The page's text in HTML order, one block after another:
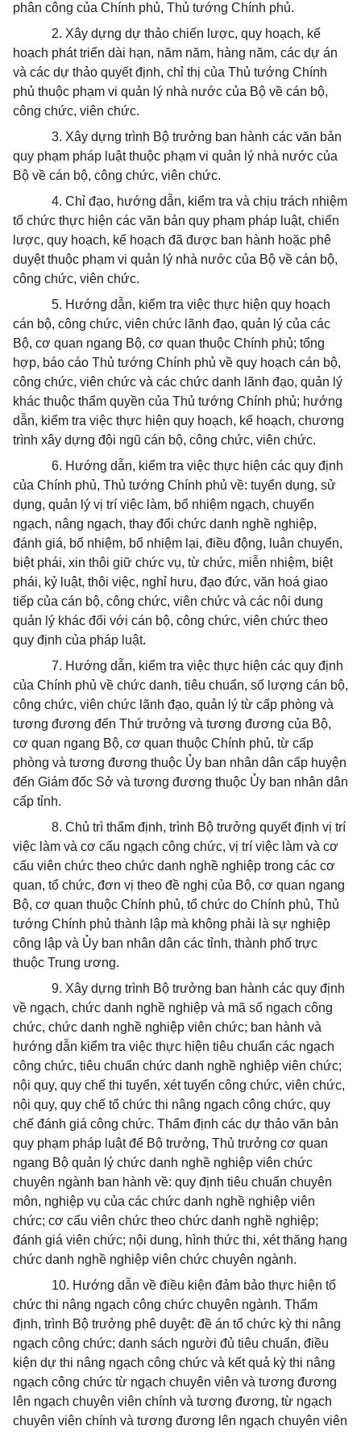
phân công của Chính phủ, Thủ tướng Chính phủ.
2. Xây dựng dự thảo chiến lược, quy hoạch, kế
hoạch phát triển dài hạn, năm năm, hàng năm, các dự án
và các dự thảo quyết định, chỉ thị của Thủ tướng Chính
phủ thuộc phạm vi quản lý nhà nước của Bộ về cán bộ,
công chức, viên chức.
3. Xây dựng trình Bộ trưởng ban hành các văn bản
quy phạm pháp luật thuộc phạm vi quản lý nhà nước của
Bộ về cán bộ, công chức, viên chức.
4. Chỉ đạo, hướng dẫn, kiểm tra và chịu trách nhiệm
tổ chức thực hiện các văn bản quy phạm pháp luật, chiến
lược, quy hoạch, kế hoạch đã được ban hành hoặc phê
duyệt thuộc phạm vi quản lý nhà nước của Bộ về cán bộ,
công chức, viên chức.
5. Hướng dẫn, kiểm tra việc thực hiện quy hoạch
cán bộ, công chức, viên chức lãnh đạo, quản lý của các
Bộ, cơ quan ngang Bộ, cơ quan thuộc Chính phủ; tổng
hợp, báo cáo Thủ tướng Chính phủ về quy hoạch cán bộ,
công chức, viên chức và các chức danh lãnh đạo, quản lý
khác thuộc thẩm quyền của Thủ tướng Chính phủ; hướng
dẫn, kiểm tra việc thực hiện quy hoạch, kế hoạch, chương
trình xây dựng đội ngũ cán bộ, công chức, viên chức.
6. Hướng dẫn, kiểm tra việc thực hiện các quy định
của Chính phủ, Thủ tướng Chính phủ về: tuyển dụng, sử
dụng, quản lý vị trí việc làm, bổ nhiệm ngạch, chuyển
ngạch, nâng ngạch, thay đổi chức danh nghề nghiệp,
đánh giá, bổ nhiệm, bổ nhiệm lại, điều động, luân chuyển,
biệt phái, xin thôi giữ chức vụ, từ chức, miễn nhiệm, biệt
phái, kỷ luật, thôi việc, nghỉ hưu, đạo đức, văn hoá giao
tiếp của cán bộ, công chức, viên chức và các nội dung
quản lý khác đối với cán bộ, công chức, viên chức theo
quy định của pháp uật.
7. Hướng dẫn, kiểm tra việc thực hiện các quy định
của Chính phủ về chức danh, tiêu chuẩn, số lượng cán bộ,
công chức, viên chức lãnh đạo, quản lý từ cấp phòng và
tương đương đến Thứ trưởng và tương đương của Bộ,
cơ quan ngang Bộ, cơ quan thuộc Chính phủ, từ cấp
phòng và tương đương thuộc Ủy ban nhân dân cấp huyện
đến Giám đốc Sở và tương đương thuộc Ủy ban nhân dân
cấp tỉnh.
8. Chủ trì thẩm định, trình Bộ trưởng quyết định vị trí
việc làm và cơ cấu ngạch công chức, vị trí việc làm và cơ
cấu viên chức theo chức danh nghề nghiệp trong các cơ
quan, tổ chức, đơn vị theo đề nghị của Bộ, cơ quan ngang
Bộ, cơ quan thuộc Chính phủ, tổ chức do Chính phủ, Thủ
tướng Chính phủ thành lập mà không phải là sự nghiệp
công lập và Ủy ban nhân dân các tỉnh, thành phố trực
thuộc Trung ương.
9. Xây dựng trình Bộ trưởng ban hành các quy định
về ngạch, chức danh nghề nghiệp và mã số ngạch công
chức, chức danh nghề nghiệp viên chức; ban hành và
hướng dẫn kiểm tra việc thực hiện tiêu chuẩn các ngạch
công chức, tiêu chuẩn chức danh nghề nghiệp viên chức;
nội quy, quy chế thi tuyển, xét tuyển công chức, viên chức,
nội quy, quy chế tổ chức thi nâng ngạch công chức, quy
chế đánh giá công chức. Thẩm định các dự thảo văn bản
quy phạm pháp luật để Bộ trưởng, Thủ trưởng cơ quan
ngang Bộ quản lý chức danh nghề nghiệp viên chức
chuyên ngành ban hành về: quy định tiêu chuẩn chuyên
môn, nghiệp vụ của các chức danh nghề nghiệp viên
chức; cơ cấu viên chức theo chức danh nghề nghiệp;
đánh giá viên chức; nội dung, hình thức thi, xét thăng hạng
chức danh nghề nghiệp viên chức chuyên ngành.
10. Hướng dẫn về điều kiện đảm bảo thực hiện tổ
chức thi nâng ngạch công chức chuyên ngành. Thẩm
định, trình Bộ trưởng phê duyệt: đề án tổ chức kỳ thi nâng
ngạch công chức; danh sách người đủ tiêu chuẩn, điều
kiện dự thi nâng ngạch công chức và kết quả kỳ thi nâng
ngạch công chức từ ngạch chuyên viên và tương đương
lên ngạch chuyên viên chính và tương đương, từ ngạch
chuyên viên chính và tương đương lên ngạch chuyên viên